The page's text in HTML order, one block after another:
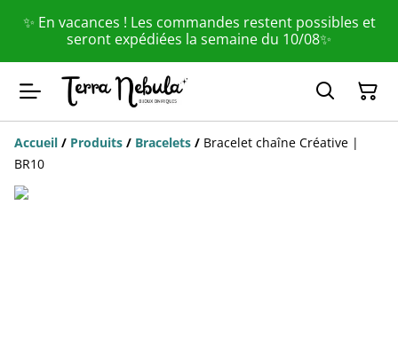
✨ En vacances ! Les commandes restent possibles et
seront expédiées la semaine du 10/08✨
Accueil / Produits / Bracelets / Bracelet chaîne Créative |
BR10